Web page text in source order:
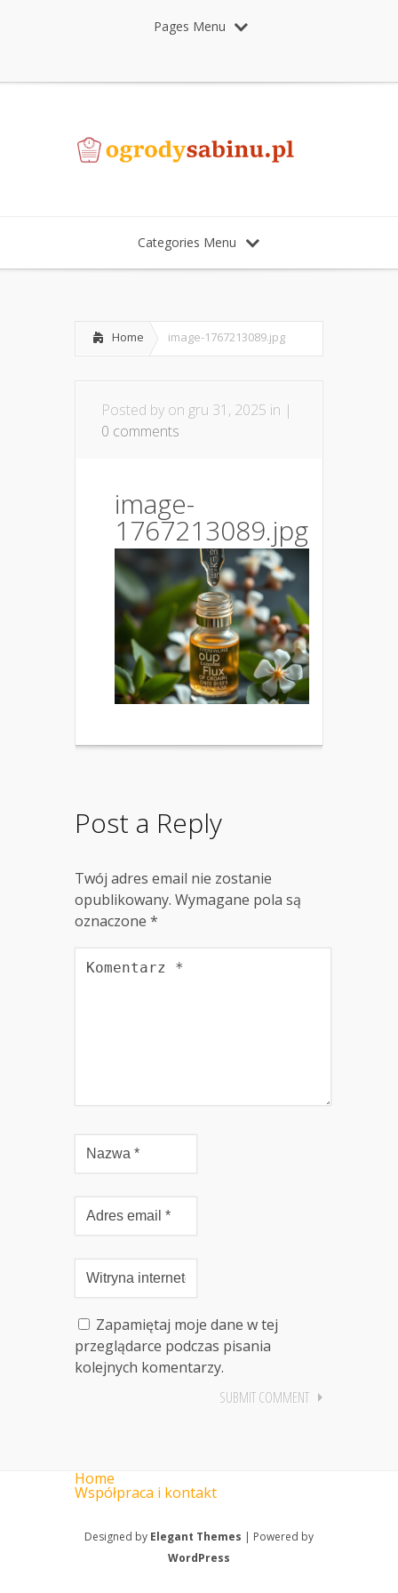
Pages Menu
Categories Menu
Home image-1767213089.jpg
Posted by on gru 31, 2025 in |
0 comments
image-
1767213089.jpg
Post a Reply
Twój adres email nie zostanie
opublikowany. Wymagane pola są
oznaczone *
Zapamiętaj moje dane w tej
przeglądarce podczas pisania
kolejnych komentarzy.
Home
Współpraca i kontakt
Designed by Elegant Themes | Powered by
WordPress